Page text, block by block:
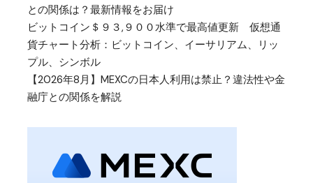
との関係は？最新情報をお届け
ビットコイン＄９３,９００水準で最高値更新 仮想通
貨チャート分析：ビットコイン、イーサリアム、リッ
プル、シンボル
【2026年8月】MEXCの日本人利用は禁止？違法性や金
融庁との関係を解説